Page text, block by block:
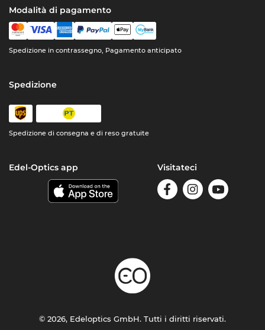
Modalità di pagamento
Spedizione in contrassegno, Pagamento anticipato
Spedizione
Spedizione di consegna e di reso gratuite
Edel-Optics app Visitateci
© 2026, Edeloptics GmbH. Tutti i diritti riservati.